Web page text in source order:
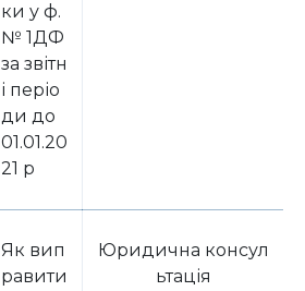
ки у ф.
№ 1ДФ
за звітн
і періо
ди до
01.01.20
21 р
Як вип
равити
Юридична консул
ьтація